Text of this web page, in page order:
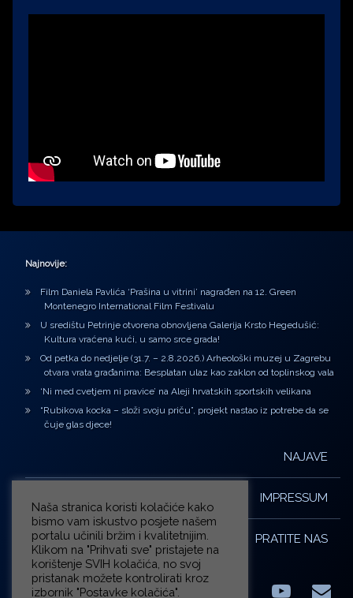
Najnovije:
Film Daniela Pavlića ‘Prašina u vitrini’ nagrađen na 12. Green
Montenegro International Film Festivalu
U središtu Petrinje otvorena obnovljena Galerija Krsto Hegedušić:
Kultura vraćena kući, u samo srce grada!
Od petka do nedjelje (31.7. – 2.8.2026.) Arheološki muzej u Zagrebu
otvara vrata građanima: Besplatan ulaz kao zaklon od toplinskog vala
‘Ni med cvetjem ni pravice’ na Aleji hrvatskih sportskih velikana
“Rubikova kocka – složi svoju priču”, projekt nastao iz potrebe da se
čuje glas djece!
NAJAVE
IMPRESSUM
PRATITE NAS
Naša stranica koristi kolačiće kako
bismo vam iskustvo posjete našem
portalu učinili bržim i kvalitetnijim.
Klikom na "Prihvati sve" pristajete na
korištenje SVIH kolačića, no svoj
pristanak možete kontrolirati kroz
izbornik "Postavke kolačića".